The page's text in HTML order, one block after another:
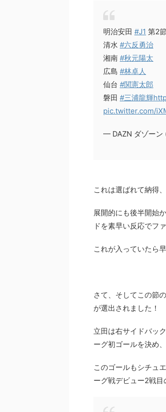
明治安田 #J1 第2節
清水 #六反勇治
湘南 #秋元陽太
広島 #林卓人
仙台 #関憲太郎
磐田 #三浦龍輝
pic.twitter.com/
— DAZN ダゾーン
これは選ばれて納得
展開的にも後半開始
ドを素早い反応でフ
これが入っていたら
さて、そしてこの節
が選出されました！
立田は右サイドバッ
ーグ初ゴールを決め
このゴールもシチュ
ーグ戦デビュー2戦目